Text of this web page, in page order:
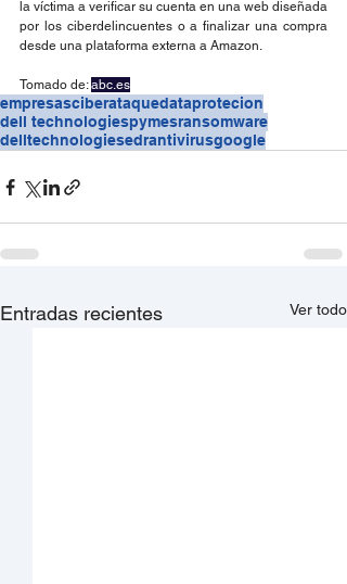
la víctima a verificar su cuenta en una web diseñada
por los ciberdelincuentes o a finalizar una compra
desde una plataforma externa a Amazon.
Tomado de: abc.es
empresasciberataquedataprotecion
dell technologiespymesransomware
delltechnologiesedrantivirusgoogle
Entradas recientes Ver todo